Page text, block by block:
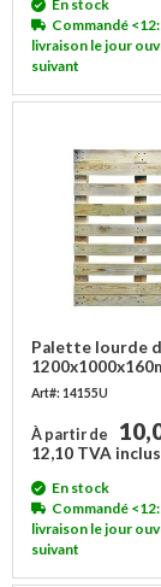
En stock
Commandé
livraison le jour
suivant
Palette lourde
Art#: 14155U
À partir de
12,10 TVA inclus
En stock
Commandé
livraison le jour
suivant